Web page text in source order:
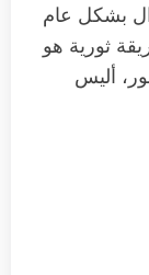
بشكل عام
ثورية هو
أليس